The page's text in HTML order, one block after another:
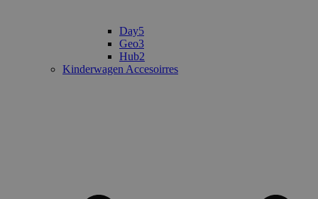
Day5
Geo3
Hub2
Kinderwagen Accesoirres